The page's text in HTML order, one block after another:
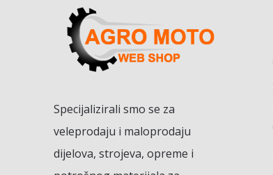
Specijalizirali smo se za
veleprodaju i maloprodaju
dijelova, strojeva, opreme i